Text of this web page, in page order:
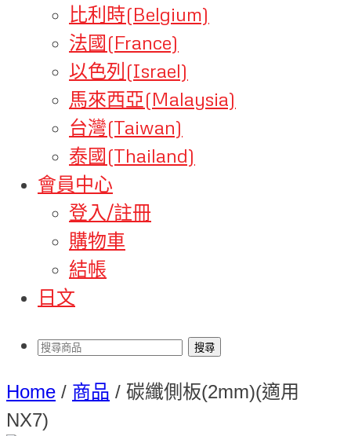
比利時(Belgium)
法國(France)
以色列(Israel)
馬來西亞(Malaysia)
台灣(Taiwan)
泰國(Thailand)
會員中心
登入/註冊
購物車
結帳
日文
Home / 商品 / 碳纖側板(2mm)(適用
NX7)